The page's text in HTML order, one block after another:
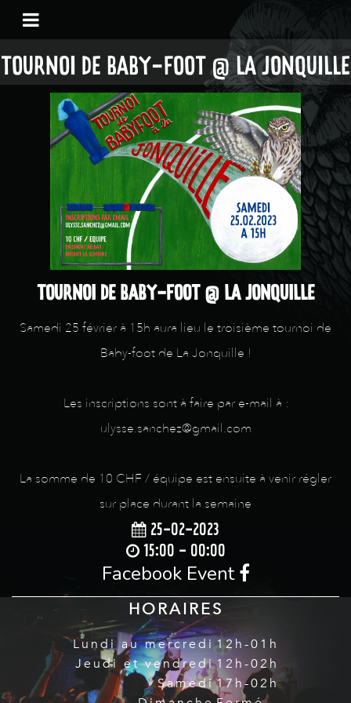
TOURNOI DE BABY-FOOT @ LA JONQUILLE
TOURNOI DE BABY-FOOT @ LA JONQUILLE
Samedi 25 février à 15h aura lieu le troisième tournoi de
Baby-foot de La Jonquille !
Les inscriptions sont à faire par e-mail à :
ulysse.sanchez@gmail.com
La somme de 10 CHF / équipe est ensuite à venir régler
sur place durant la semaine
25-02-2023
15:00 - 00:00
Facebook Event
HORAIRES
Lundi au mercredi
Jeudi et vendredi
Samedi
12h-01h
12h-02h
17h-02h